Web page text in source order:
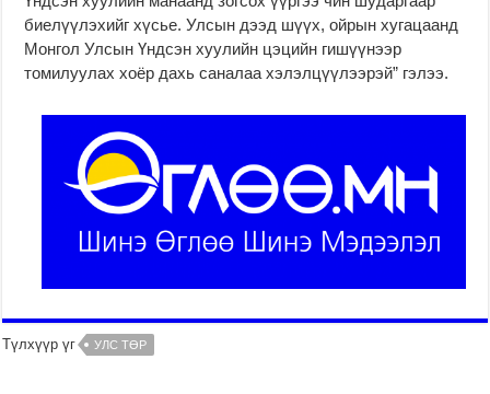
биелүүлэхийг хүсье. Улсын дээд шүүх, ойрын хугацаанд
Монгол Улсын Үндсэн хуулийн цэцийн гишүүнээр
томилуулах хоёр дахь саналаа хэлэлцүүлээрэй” гэлээ.
Түлхүүр үг УЛС ТӨР